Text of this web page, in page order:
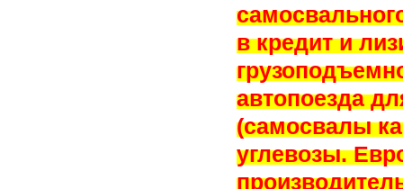
в кредит и
автопоезда
(самосвалы
углевозы.